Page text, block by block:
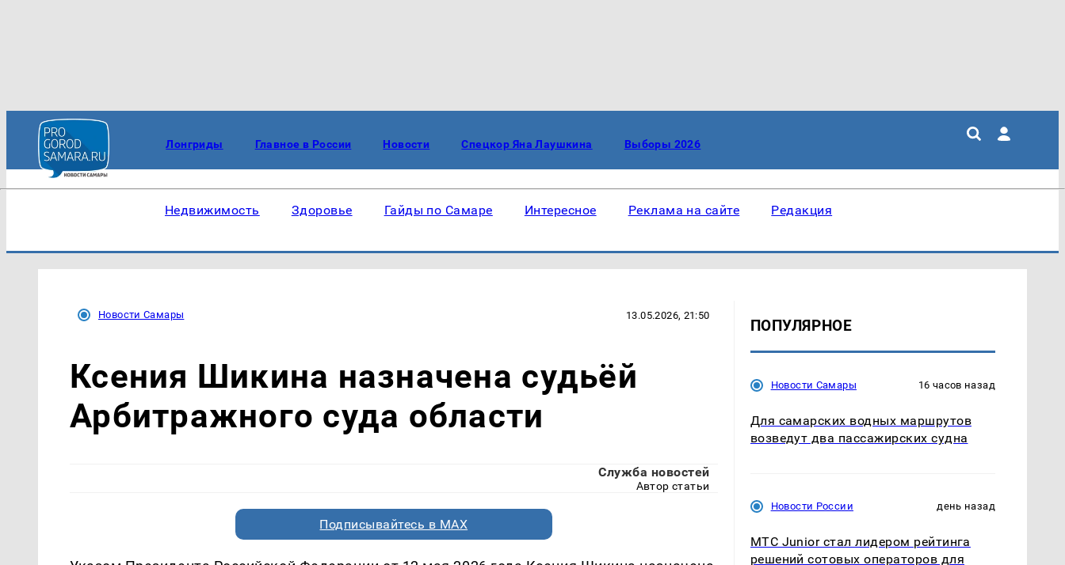
Лонгриды Главное в России Новости Спецкор Яна Лаушкина Выборы 2026
Недвижимость Здоровье Гайды по Самаре Интересное Реклама на сайте Редакция
Новости Самары 13.05.2026, 21:50
Ксения Шикина назначена судьёй
Арбитражного суда области
Служба новостей
Автор статьи
Подписывайтесь в MAX
ПОПУЛЯРНОЕ
Новости Самары 16 часов назад
Для самарских водных маршрутов
возведут два пассажирских судна
Новости России день назад
МТС Junior стал лидером рейтинга
решений сотовых операторов для